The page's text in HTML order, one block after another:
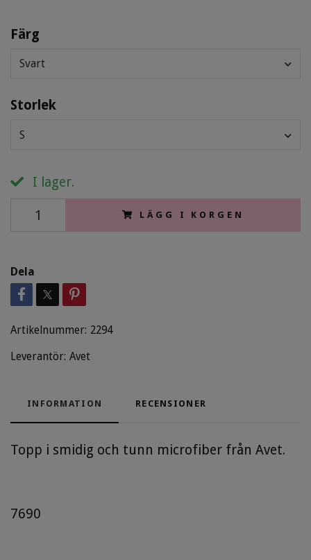
Färg
Svart
Storlek
S
I lager.
LÄGG I KORGEN
Dela
Artikelnummer: 2294
Leverantör: Avet
INFORMATION RECENSIONER
Topp i smidig och tunn microfiber från Avet.
7690